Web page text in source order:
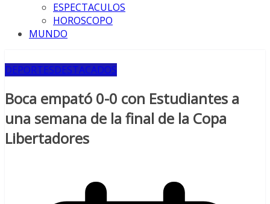
ESPECTACULOS
HOROSCOPO
MUNDO
DEPORTESDESTACADOS
Boca empató 0-0 con Estudiantes a
una semana de la final de la Copa
Libertadores